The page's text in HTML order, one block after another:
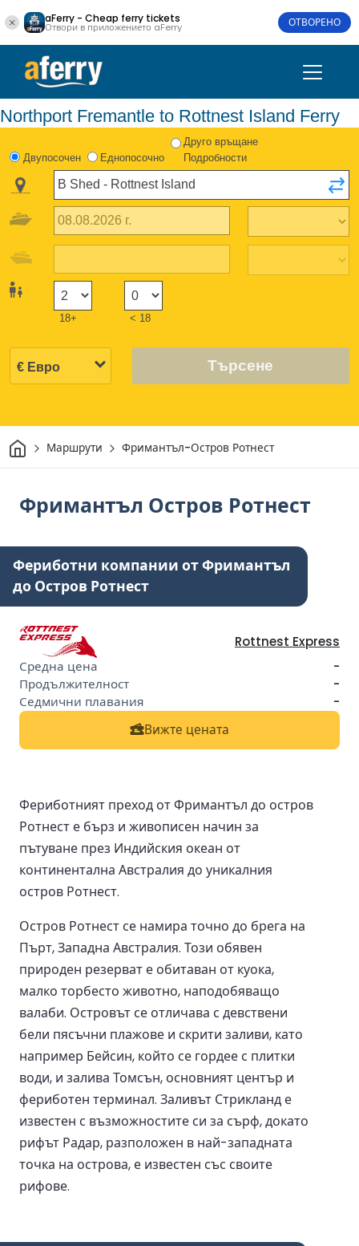
aFerry - Cheap ferry tickets
Отвори в приложението aFerry ОТВОРЕНО
Northport Fremantle to Rottnest Island Ferry
Двупосочен Еднопосочно
Друго връщане
Подробности
18+ < 18
Търсене
Начало
Маршрути Фримантъл-Остров Ротнест
Фримантъл Остров Ротнест
Фериботни компании от Фримантъл
до Остров Ротнест
Rottnest Express
-
-
-
Вижте цената
Фериботният преход от Фримантъл до остров
Ротнест е бърз и живописен начин за
пътуване през Индийския океан от
континентална Австралия до уникалния
остров Ротнест.
Остров Ротнест се намира точно до брега на
Пърт, Западна Австралия. Този обявен
природен резерват е обитаван от куока,
малко торбесто животно, наподобяващо
валаби. Островът се отличава с девствени
бели пясъчни плажове и скрити заливи, като
например Бейсин, който се гордее с плитки
води, и залива Томсън, основният център и
фериботен терминал. Заливът Стрикланд е
известен с възможностите си за сърф, докато
рифът Радар, разположен в най-западната
точка на острова, е известен със своите
рифове.